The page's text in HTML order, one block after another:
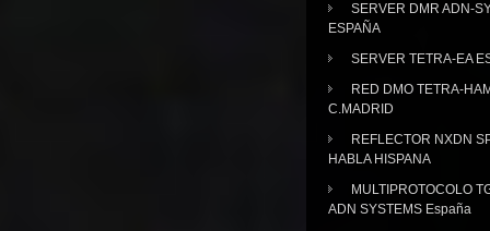
SERVER DMR ADN-
ESPAÑA
SERVER TETRA-EA
RED DMO TETRA-
C.MADRID
REFLECTOR NXDN
HABLA HISPANA
MULTIPROTOCOLO
ADN SYSTEMS España